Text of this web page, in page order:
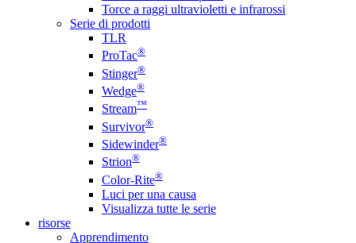
Torce a raggi ultravioletti e infrarossi
Serie di prodotti
TLR
ProTac®
Stinger®
Wedge®
Stream™
Survivor®
Sidewinder®
Strion®
Color-Rite®
Luci per una causa
Visualizza tutte le serie
risorse
Apprendimento